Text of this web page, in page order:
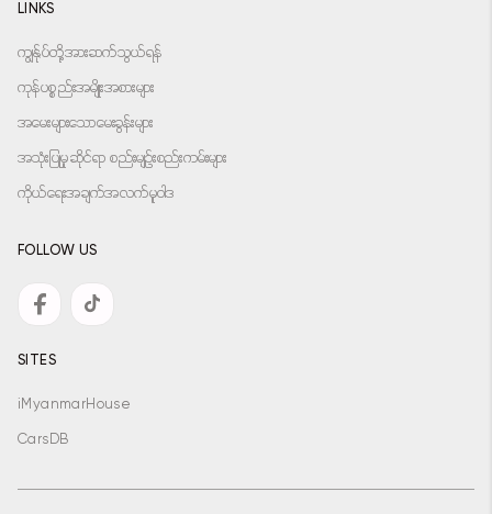
LINKS
ကျွန်ုပ်တို့အားဆက်သွယ်ရန်
ကုန်ပစ္စည်းအမျိုးအစားများ
အမေးများသောမေးခွန်းများ
အသုံးပြုမှုဆိုင်ရာ စည်းမျဉ်းစည်းကမ်းများ
ကိုယ်ရေးအချက်အလက်မူဝါဒ
FOLLOW US
SITES
iMyanmarHouse
CarsDB